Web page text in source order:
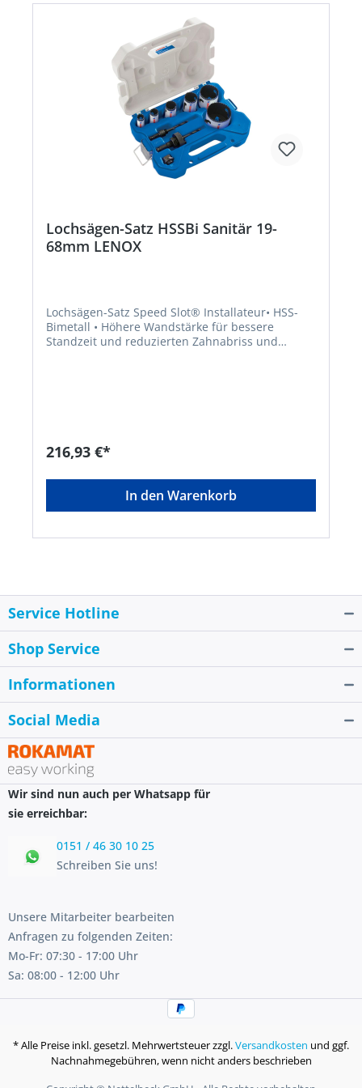
Lochsägen-Satz HSSBi Sanitär 19-
68mm LENOX
Lochsägen-Satz Speed Slot® Installateur• HSS-
Bimetall • Höhere Wandstärke für bessere
Standzeit und reduzierten Zahnabriss und
38; 44; 68 mm 2 Aufnahmeschäfte 2L, 5L (
einschl. Zentrierbohrer) 1 HalteadapterHersteller:
Wiesenstraße 9, 66129 Saarbrücken, DE,
+496805790, mtdeurope@mtdproducts.com
216,93 €*
In den Warenkorb
Service Hotline
Shop Service
Informationen
Social Media
Wir sind nun auch per Whatsapp für
sie erreichbar:
0151 / 46 30 10 25
Schreiben Sie uns!
Unsere Mitarbeiter bearbeiten
Anfragen zu folgenden Zeiten:
Mo-Fr: 07:30 - 17:00 Uhr
Sa: 08:00 - 12:00 Uhr
* Alle Preise inkl. gesetzl. Mehrwertsteuer zzgl.Versandkosten und ggf.
Nachnahmegebühren, wenn nicht anders beschrieben